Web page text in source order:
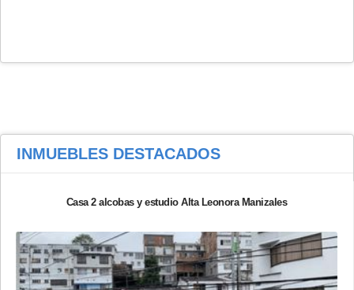
INMUEBLES DESTACADOS
Casa 2 alcobas y estudio Alta Leonora Manizales